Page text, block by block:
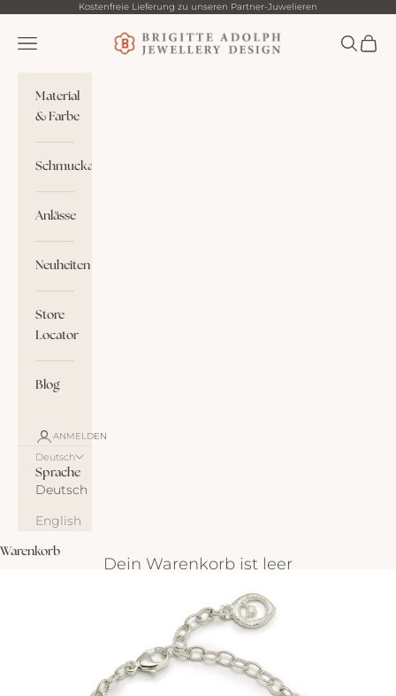
Zum Inhalt springenKostenfreie Lieferung zu unseren Partner-Juwelieren
Brigitte Adolph
Menü Suchen
Material
& Farbe
Schmuckart
Anlässe
Neuheiten
Store
Locator
Blog
ANMELDEN
Deutsch
Sprache
Deutsch
English
Warenkorb
Dein Warenkorb ist leer